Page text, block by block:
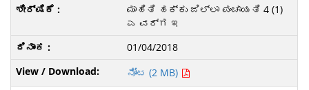
ಮಾಹಿತಿ ಹಕ್ಕು ಜಿಲ್ಲಾ ಪಂಚಾಯತಿ 4 (1)
ಎ ವರ್ಗ ಇ
01/04/2018
ನೋಟ (2 MB)